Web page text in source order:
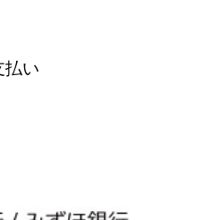
い